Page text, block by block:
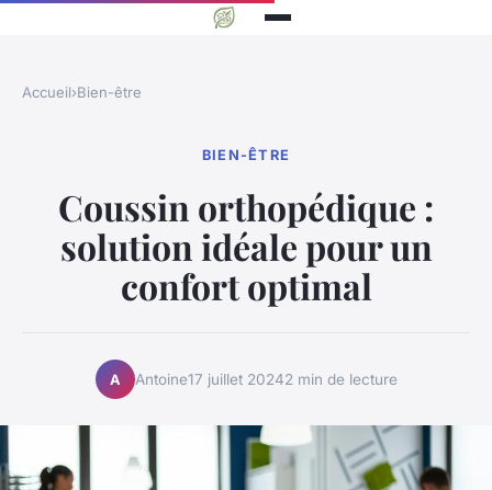
Accueil›Bien-être
BIEN-ÊTRE
Coussin orthopédique :
solution idéale pour un
confort optimal
A Antoine17 juillet 20242 min de lecture